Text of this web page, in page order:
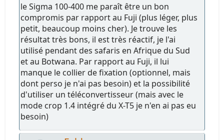
le Sigma 100-400 me paraît être un bon
compromis par rapport au Fuji (plus léger, plus
petit, beaucoup moins cher). Je trouve les
résultat très bons, il est très réactif, je l'ai
utilisé pendant des safaris en Afrique du Sud
et au Botwana. Par rapport au Fuji, il lui
manque le collier de fixation (optionnel, mais
dont perso je n'ai pas besoin) et la possibilité
d'utiliser un téléconvertisseur (mais avec le
mode crop 1.4 intégré du X-T5 je n'en ai pas eu
besoin)